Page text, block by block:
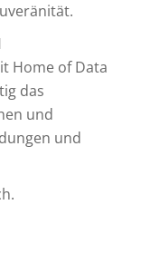
Home of Data
das
und
und